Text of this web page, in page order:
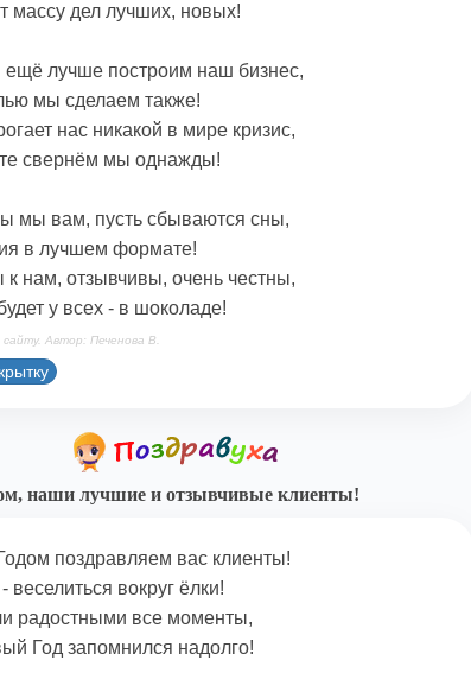
массу дел лучших, новых!
лучше построим наш бизнес,
мы сделаем также!
нас никакой в мире кризис,
свернём мы однажды!
мы вам, пусть сбываются сны,
в лучшем формате!
нам, отзывчивы, очень честны,
у всех - в шоколаде!
Автор: Печенова В.
наши лучшие и отзывчивые клиенты!
поздравляем вас клиенты!
вокруг ёлки!
радостными все моменты,
Год запомнился надолго!